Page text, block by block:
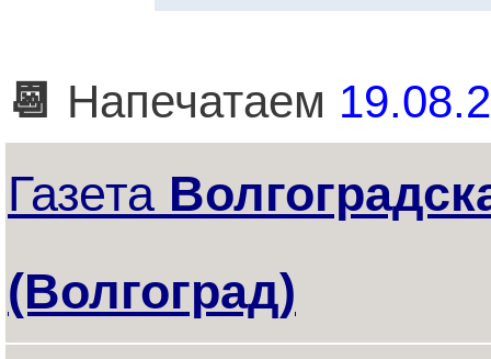
📆 Напечатаем
Газета
(Волгоград)